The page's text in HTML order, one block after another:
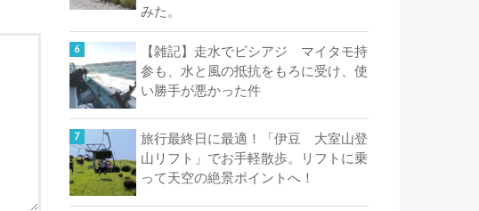
みた。
【雑記】走水でビシアジ マイタモ持
参も、水と風の抵抗をもろに受け、使
い勝手が悪かった件
旅行最終日に最適！「伊豆 大室山登
山リフト」でお手軽散歩。リフトに乗
って天空の絶景ポイントへ！